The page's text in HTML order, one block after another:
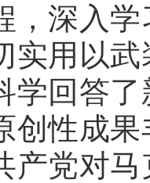
，深入
实用以
学回答
创性成
产党对